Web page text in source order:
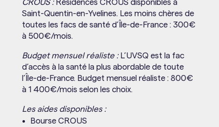
CROUS :Résidences CROUS disponibles à
Saint-Quentin-en-Yvelines. Les moins chères de
toutes les facs de santé d’Île-de-France : 300€
à 500€/mois.
Budget mensuel réaliste :L’UVSQ est la fac
d’accès à la santé la plus abordable de toute
l’Île-de-France. Budget mensuel réaliste : 800€
à 1 400€/mois selon les choix.
Les aides disponibles :
Bourse CROUS